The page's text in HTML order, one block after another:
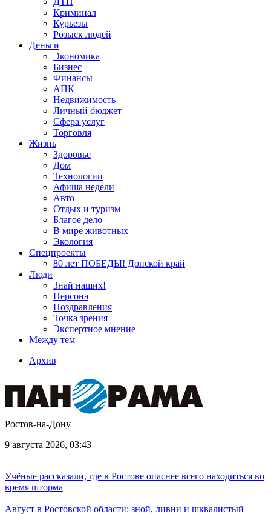
Криминал
Курьезы
Розыск людей
Деньги
Экономика
Бизнес
Финансы
АПК
Недвижимость
Личный бюджет
Сфера услуг
Торговля
Жизнь
Здоровье
Дом
Технологии
Афиша недели
Авто
Отдых и туризм
Благое дело
В мире животных
Экология
Спецпроекты
80 лет ПОБЕДЫ! Донской край
Люди
Знай наших!
Персона
Поздравления
Точка зрения
Экспертное мнение
Между тем
Архив
Ростов-на-Дону
9 августа 2026, 03:43
Учёные рассказали, где в Ростове опаснее всего находиться во
время шторма
Август в Ростовской области: зной, ливни и шквалистый